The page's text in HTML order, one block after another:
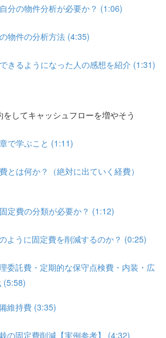
分の物件分析が必要か？ (1:06)
物件の分析方法 (4:35)
きるようになった人の感想を紹介 (1:31)
してキャッシュフローを増やそう
で学ぶこと (1:11)
とは何か？（絶対に出ていく経費）
定費の分類が必要か？ (1:12)
ように固定費を削減するのか？ (0:25)
委託費・定期的な保守点検費・内装・広
(5:58)
維持費 (3:35)
の固定費削減【実例参考】 (4:32)